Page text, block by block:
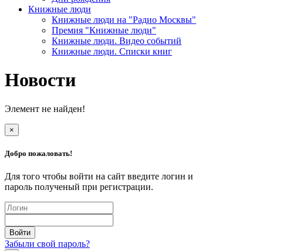
Книжные люди
Книжные люди на "Радио Москвы"
Премия "Книжные люди"
Книжные люди. Видео событий
Книжные люди. Списки книг
Новости
Элемент не найден!
×
Добро пожаловать!
Для того чтобы войти на сайт введите логин и
пароль полученый при регистрации.
Забыли свой пароль?